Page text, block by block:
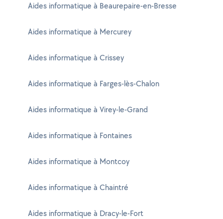
Aides informatique à Beaurepaire-en-Bresse
Aides informatique à Mercurey
Aides informatique à Crissey
Aides informatique à Farges-lès-Chalon
Aides informatique à Virey-le-Grand
Aides informatique à Fontaines
Aides informatique à Montcoy
Aides informatique à Chaintré
Aides informatique à Dracy-le-Fort